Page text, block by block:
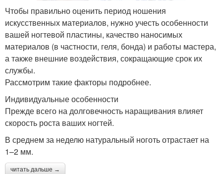
Чтобы правильно оценить период ношения
искусственных материалов, нужно учесть особенности
вашей ногтевой пластины, качество наносимых
материалов (в частности, геля, бонда) и работы мастера,
а также внешние воздействия, сокращающие срок их
службы.
Рассмотрим такие факторы подробнее.
Индивидуальные особенности
Прежде всего на долговечность наращивания влияет
скорость роста ваших ногтей.
В среднем за неделю натуральный ноготь отрастает на
1–2 мм.
читать дальше →